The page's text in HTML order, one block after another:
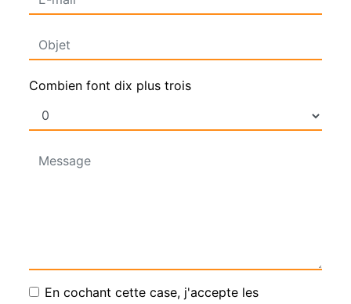
Combien font dix plus trois
En cochant cette case, j'accepte les